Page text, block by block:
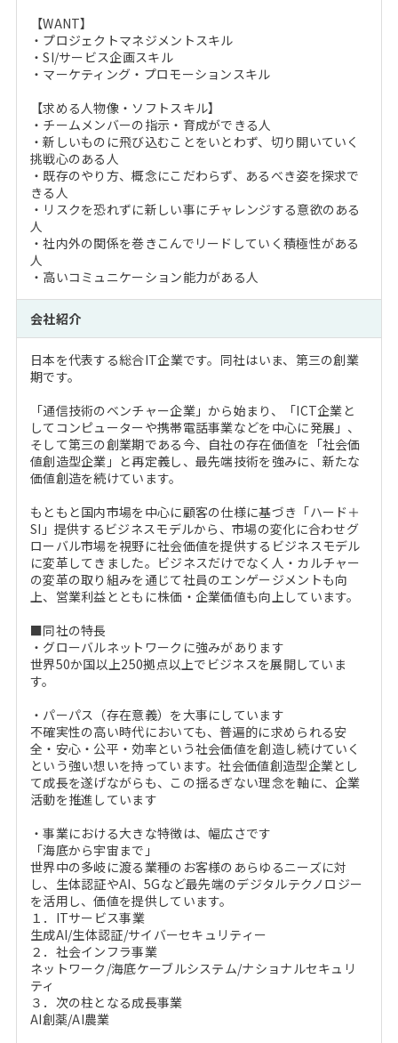
【WANT】
・プロジェクトマネジメントスキル
・SI/サービス企画スキル
・マーケティング・プロモーションスキル
【求める人物像・ソフトスキル】
・チームメンバーの指示・育成ができる人
・新しいものに飛び込むことをいとわず、切り開いていく
挑戦心のある人
・既存のやり方、概念にこだわらず、あるべき姿を探求で
きる人
・リスクを恐れずに新しい事にチャレンジする意欲のある
人
・社内外の関係を巻きこんでリードしていく積極性がある
人
・高いコミュニケーション能力がある人
会社紹介
日本を代表する総合IT企業です。同社はいま、第三の創業
期です。
「通信技術のベンチャー企業」から始まり、「ICT企業と
してコンピューターや携帯電話事業などを中心に発展」、
そして第三の創業期である今、自社の存在価値を「社会価
値創造型企業」と再定義し、最先端技術を強みに、新たな
価値創造を続けています。
もともと国内市場を中心に顧客の仕様に基づき「ハード＋
SI」提供するビジネスモデルから、市場の変化に合わせグ
ローバル市場を視野に社会価値を提供するビジネスモデル
に変革してきました。ビジネスだけでなく人・カルチャー
の変革の取り組みを通じて社員のエンゲージメントも向
上、営業利益とともに株価・企業価値も向上しています。
■同社の特長
・グローバルネットワークに強みがあります
世界50か国以上250拠点以上でビジネスを展開していま
す。
・パーパス（存在意義）を大事にしています
不確実性の高い時代においても、普遍的に求められる安
全・安心・公平・効率という社会価値を創造し続けていく
という強い想いを持っています。社会価値創造型企業とし
て成長を遂げながらも、この揺るぎない理念を軸に、企業
活動を推進しています
・事業における大きな特徴は、幅広さです
「海底から宇宙まで」
世界中の多岐に渡る業種のお客様のあらゆるニーズに対
し、生体認証やAI、5Gなど最先端のデジタルテクノロジー
を活用し、価値を提供しています。
１．ITサービス事業
生成AI/生体認証/サイバーセキュリティー
２．社会インフラ事業
ネットワーク/海底ケーブルシステム/ナショナルセキュリ
ティ
３．次の柱となる成長事業
AI創薬/AI農業